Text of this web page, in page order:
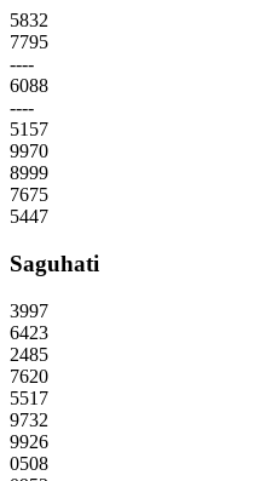
5832
7795
----
6088
----
5157
9970
8999
7675
5447
Saguhati
3997
6423
2485
7620
5517
9732
9926
0508